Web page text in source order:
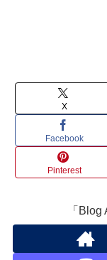
X
Facebook
Pinterest
「